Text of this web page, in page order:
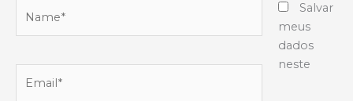
Salvar
meus
dados
neste